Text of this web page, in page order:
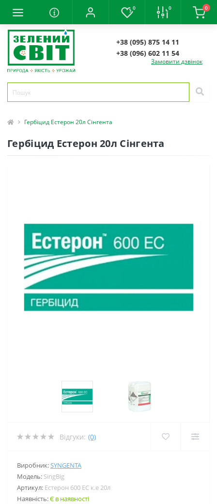
0 0 0
+38 (095) 875 14 11
+38 (096) 602 11 54
Замовити дзвінок
Гербіцид Естерон 20л Сінгента
Гербіцид Естерон 20л Сінгента
Відгуки: (0)
Виробник:SYNGENTA
Модель: SingBig
Артикул: Естерон 600 ЕС к.е 20л
Наявність:Є в наявності